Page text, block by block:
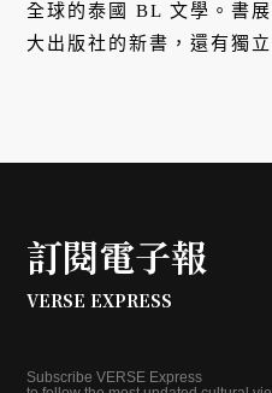
全球的泰國 BL 文學。書
大出版社的新書，還有獨
訂閱電子報
VERSE EXPRESS
Subscribe VERSE Express